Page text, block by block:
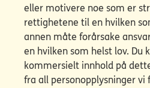
eller motivere noe som er
rettighetene til en hvilken
annen måte forårsake
en hvilken som helst lov. Du
kommersielt innhold på
fra all personopplysninger vi